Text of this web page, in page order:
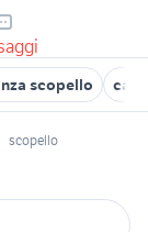
scopello
scopello